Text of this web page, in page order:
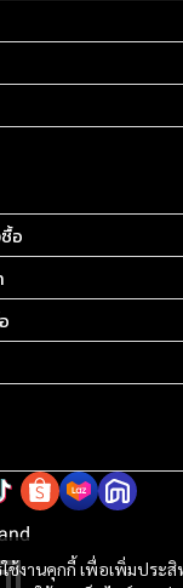
ใช้งานคุกกี้ เพื่อเพิ่มประ
อ